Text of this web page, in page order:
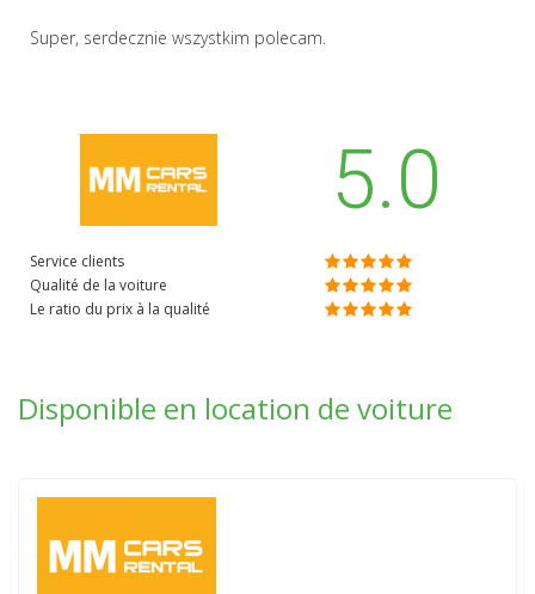
Super, serdecznie wszystkim polecam.
5.0
Service clients
Qualité de la voiture
Le ratio du prix à la qualité
Disponible en location de voiture